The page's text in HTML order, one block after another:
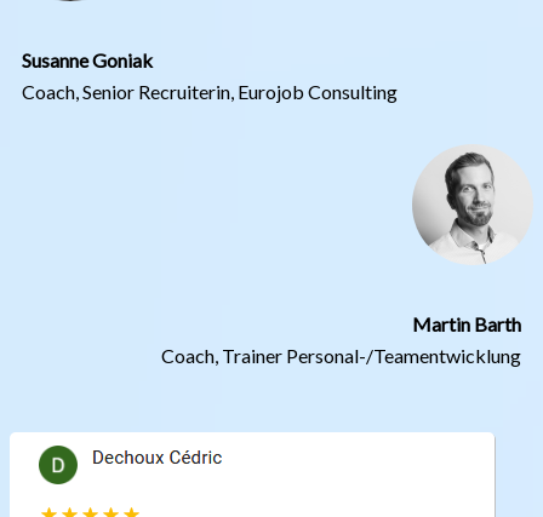
Susanne Goniak
Coach, Senior Recruiterin, Eurojob Consulting
Martin Barth
Coach, Trainer Personal-/Teamentwicklung